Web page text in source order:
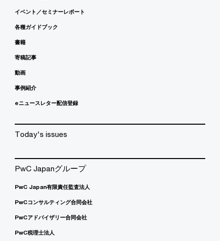
イベント／セミナーレポート
各種ガイドブック
書籍
寄稿記事
動画
事例紹介
eニュースレター配信登録
Today's issues
PwC Japanグループ
PwC Japan有限責任監査法人
PwCコンサルティング合同会社
PwCアドバイザリー合同会社
PwC税理士法人